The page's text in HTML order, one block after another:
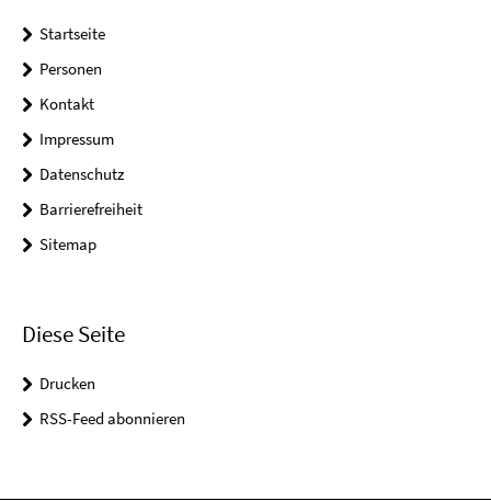
Startseite
Personen
Kontakt
Impressum
Datenschutz
Barrierefreiheit
Sitemap
Diese Seite
Drucken
RSS-Feed abonnieren